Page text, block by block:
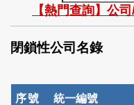
檢
索
【熱門查詢】公
閉鎖性公司名錄
序號 統一編號